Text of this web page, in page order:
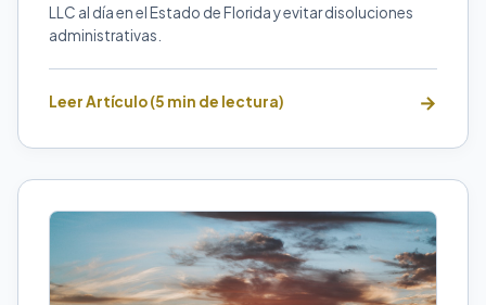
LLC al día en el Estado de Florida y evitar disoluciones
administrativas.
Leer Artículo (5 min de lectura)